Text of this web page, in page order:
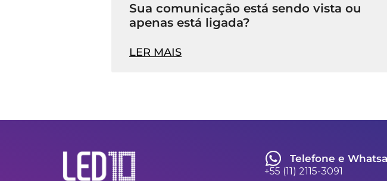
Sua comunicação está sendo vista ou
apenas está ligada?
LER MAIS
Telefone e
+55 (11) 2115-3091